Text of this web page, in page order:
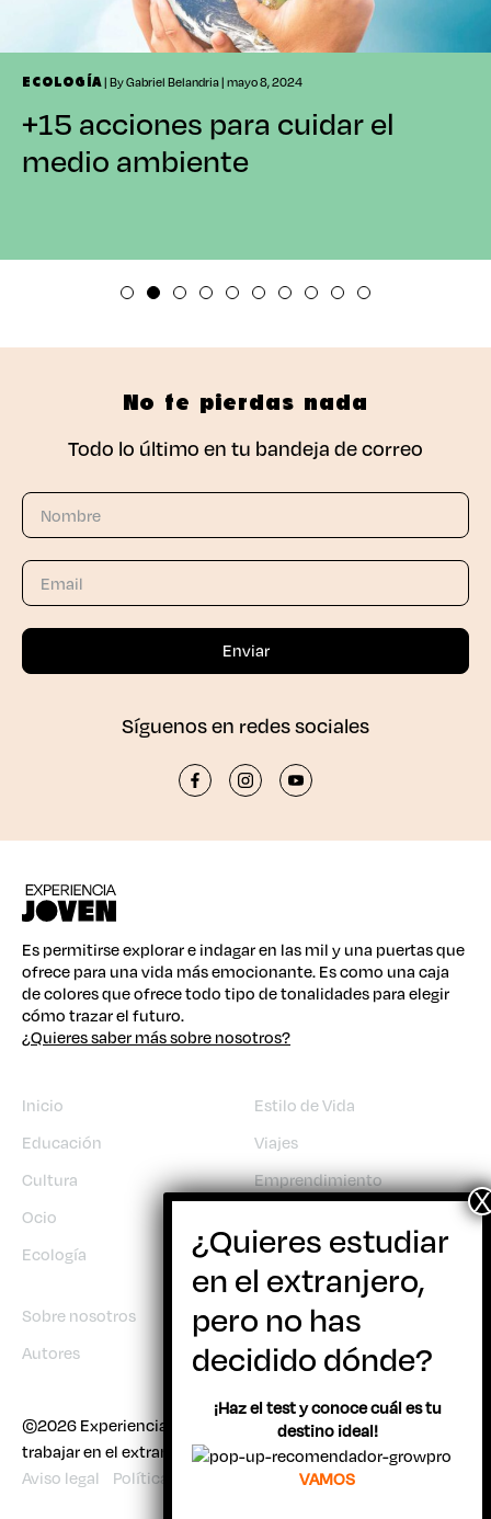
ECOLOGÍA| By Gabriel Belandria | mayo 8, 2024
+15 acciones para cuidar el
medio ambiente
No te pierdas nada
Todo lo último en tu bandeja de correo
Síguenos en redes sociales
Es permitirse explorar e indagar en las mil y una puertas que
ofrece para una vida más emocionante. Es como una caja
de colores que ofrece todo tipo de tonalidades para elegir
cómo trazar el futuro.
¿Quieres saber más sobre nosotros?
Inicio
Educación
Cultura
Ocio
Ecología
Estilo de Vida
Viajes
Emprendimiento
Sobre nosotros
Autores
©2026 Experiencia Joven | Todo sobre viajar, estudiar y
trabajar en el extranjero
Aviso legal
Política de cookies
¡Haz el test y conoce cuál es tu
destino ideal!
VAMOS